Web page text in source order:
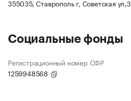
355035, Ставрополь г, Советская ул,3
Социальные фонды
Регистрационный номер СФР
1259948568